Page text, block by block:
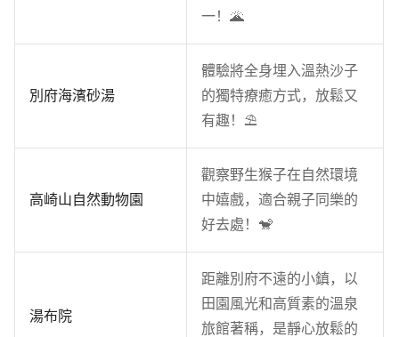
一！🌋
別府海濱砂湯
體驗將全身埋入溫熱沙子
的獨特療癒方式，放鬆又
有趣！⛱️
高崎山自然動物園
觀察野生猴子在自然環境
中嬉戲，適合親子同樂的
好去處！🐒
湯布院
距離別府不遠的小鎮，以
田園風光和高質素的溫泉
旅館著稱，是靜心放鬆的